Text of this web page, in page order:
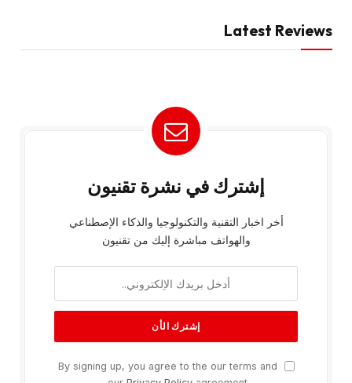
Latest Reviews
إشترك في نشرة تقنيون
أخر اخبار التقنية والتكنولوجيا والذكاء الإصطناعي
والهواتف مباشرة إليك من تقنيون
By signing up, you agree to the our terms and